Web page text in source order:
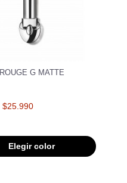
ROUGE G MATTE
$25.990
Elegir color